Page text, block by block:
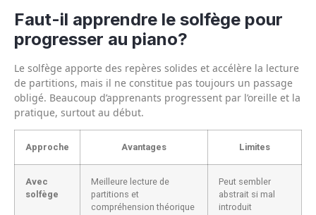
Faut-il apprendre le solfège pour
progresser au piano?
Le solfège apporte des repères solides et accélère la lecture
de partitions, mais il ne constitue pas toujours un passage
obligé. Beaucoup d’apprenants progressent par l’oreille et la
pratique, surtout au début.
Approche Avantages Limites
Avec
solfège
Meilleure lecture de
partitions et
compréhension théorique
Peut sembler
abstrait si mal
introduit